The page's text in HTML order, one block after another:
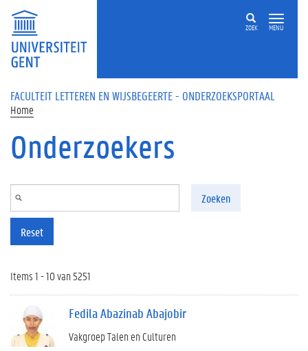
Overslaan en naar de inhoud gaan
ZOEK MENU
FACULTEIT LETTEREN EN WIJSBEGEERTE - ONDERZOEKSPORTAAL
Home
Onderzoekers
Zoeken
Reset
Items 1 - 10 van 5251
Fedila Abazinab Abajobir
Vakgroep Talen en Culturen